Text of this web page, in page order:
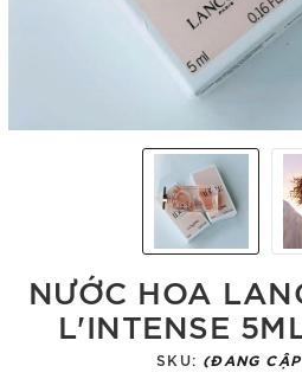
NƯỚC HOA
L'INTENSE
SKU: (ĐANG